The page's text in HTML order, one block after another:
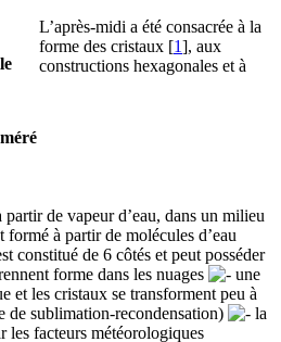
L’après-midi a été consacrée à la
forme des cristaux [1], aux
constructions hexagonales et à
de vapeur d’eau, dans un milieu
formé à partir de molécules d’eau
constitué de 6 côtés et peut posséder
forme dans les nuages
une
et les cristaux se transforment peu à
de sublimation-recondensation)
la
les facteurs météorologiques